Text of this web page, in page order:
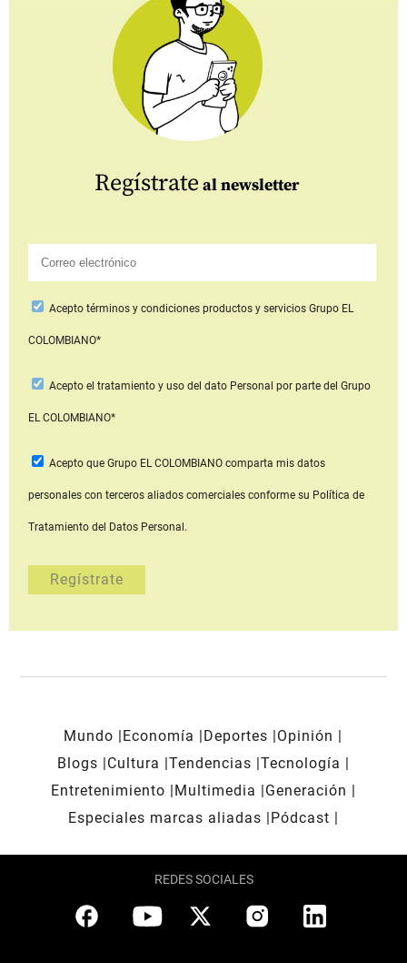
Regístrate al newsletter
Aceptotérminos y condiciones productos y serviciosGrupo EL
COLOMBIANO*
Acepto el tratamiento y uso del dato Personal por parte del Grupo
EL COLOMBIANO*
Acepto que Grupo EL COLOMBIANOcomparta mis datos
personales con terceros aliados comerciales conforme su Política de
Tratamiento del Datos Personal.
Mundo Economía Deportes
Opinión
Blogs
Cultura Tendencias Tecnología
Entretenimiento
Multimedia
Generación
Especiales marcas aliadas
Pódcast
REDES SOCIALES